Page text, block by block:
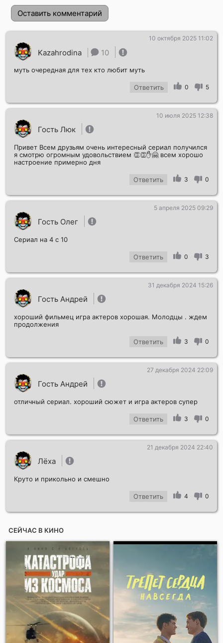
Оставить комментарий
Отправить!
Kazahrodina 10
10 октября 2025 11:02
муть очередная для тех кто любит муть
Ответить 0 5
Гость Люк
10 июля 2025 12:38
Привет Всем друзьям очень интересный сериал получился
я смотрю огромным удовольствием 👏👏✋🤗 всем хорошо
настроение примерно дня
Ответить 3 0
Гость Олег
5 апреля 2025 09:29
Сериал на 4 с 10
Ответить 0 3
Гость Андрей
31 декабря 2024 15:26
хороший фильмец игра актеров хорошая. Молодцы . ждем
продолжения
Ответить 3 0
Гость Андрей
27 декабря 2024 22:09
отличный сериал. хороший сюжет и игра актеров супер
Ответить 3 0
Лёха
21 декабря 2024 22:40
Круто и прикольно и смешно
Ответить 4 0
СЕЙЧАС В КИНО